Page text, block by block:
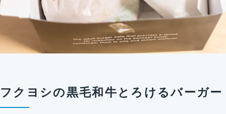
フクヨシの黒毛和牛とろけるバーガー